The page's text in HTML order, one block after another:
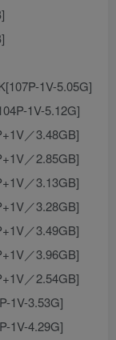
1V-5.05G]
1V-5.12G]
／3.48GB]
／2.85GB]
／3.13GB]
／3.28GB]
／3.49GB]
／3.96GB]
／2.54GB]
1V-3.53G]
1V-4.29G]